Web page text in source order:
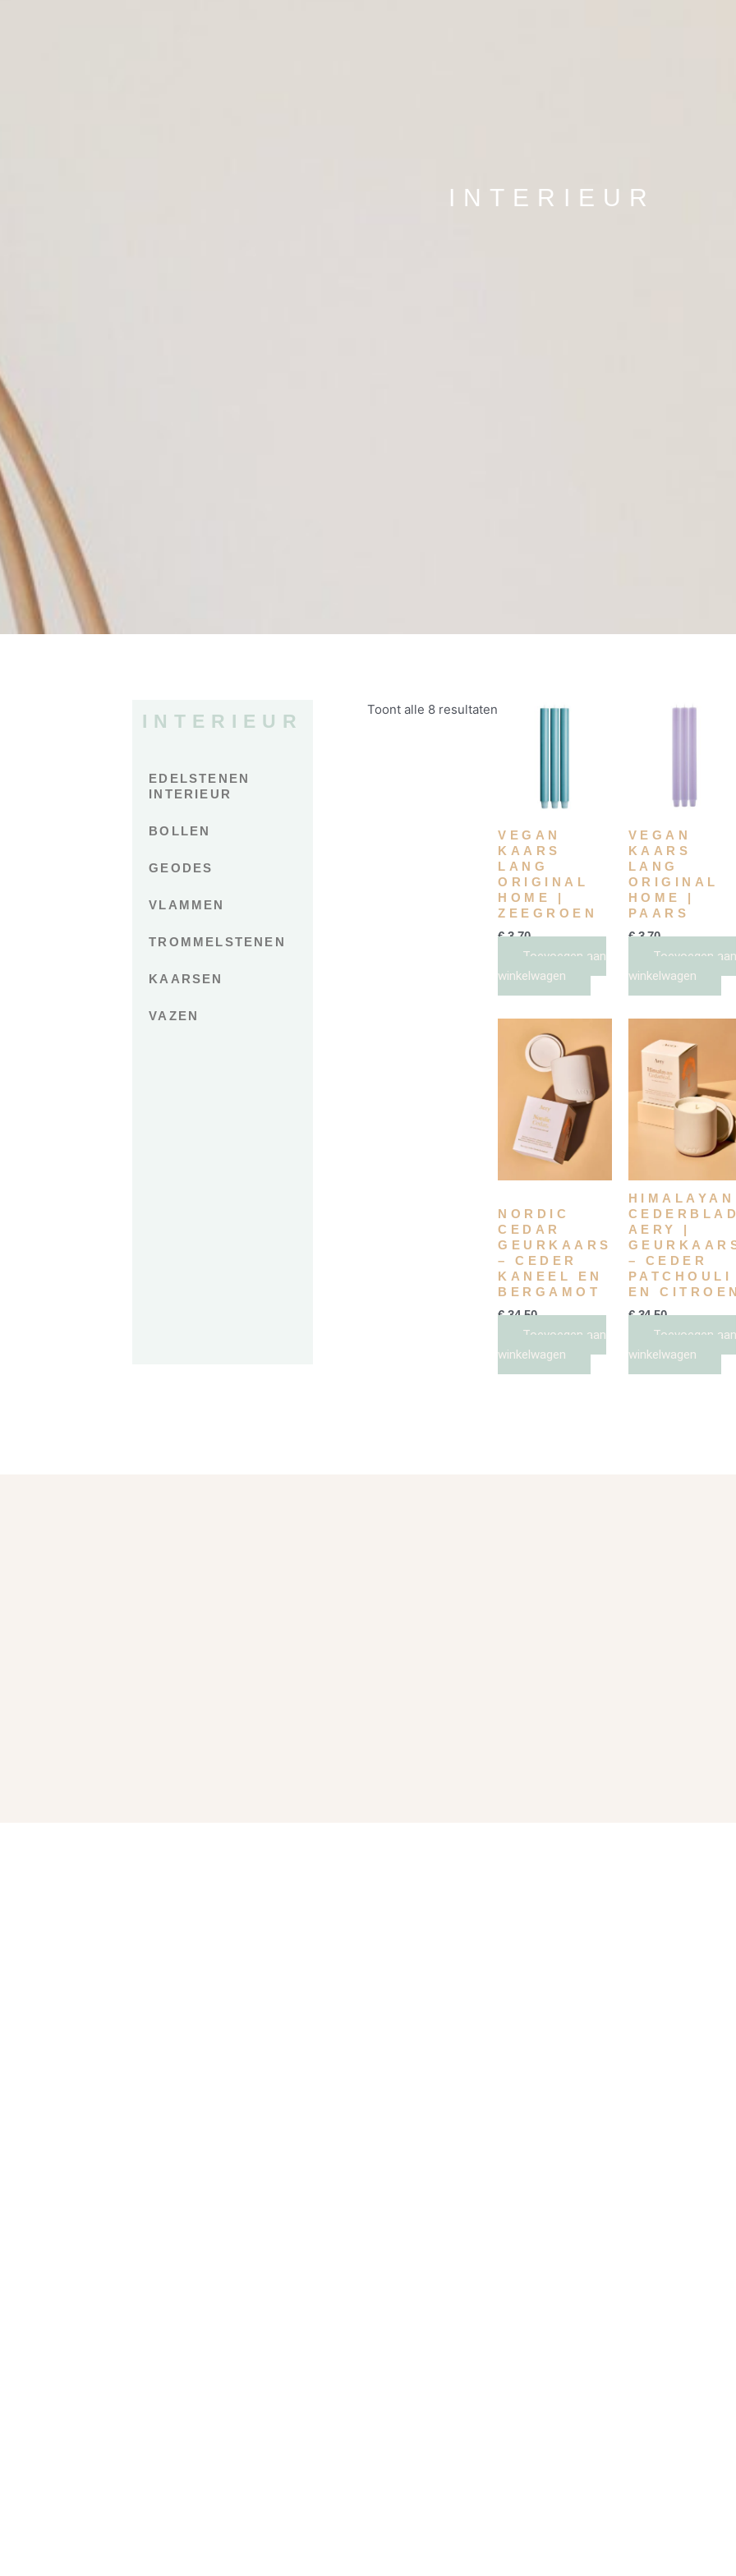
INTERIEUR
INTERIEUR
EDELSTENEN
INTERIEUR
BOLLEN
GEODES
VLAMMEN
TROMMELSTENEN
KAARSEN
VAZEN
Toont alle 8 resultaten Gesorteerd op prijs: laag naar hoog
VEGAN
KAARS
LANG
ORIGINAL
HOME |
ZEEGROEN
€3,70
Toevoegen aan
winkelwagen
VEGAN
KAARS
LANG
ORIGINAL
HOME |
PAARS
€3,70
Toevoegen aan
winkelwagen
NORDIC
CEDAR
GEURKAARS
– CEDER
KANEEL EN
BERGAMOT
€34,50
Toevoegen aan
winkelwagen
HIMALAYAN
CEDERBLAD
AERY |
– CEDER
PATCHOULI
EN CITROEN
€34,50
Toevoegen aan
winkelwagen